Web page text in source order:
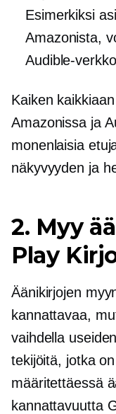
Esimerkiksi
Amazonista,
Audible-
Kaiken
Amazonissa ja
monenlaisia
näkyvyyden ja
2. Myy
Play
Äänikirjojen
kannattavaa,
vaihdella
tekijöitä, jotka
määritettäessä
kannattavuutta